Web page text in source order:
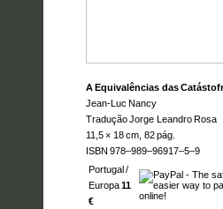
A Equivalências das
Jean-Luc Nancy
Tradução Jorge Leandro Rosa
11,5 × 18 cm, 82 pág.
ISBN 978–989–96917–5–9
Portugal /
Europa11
€